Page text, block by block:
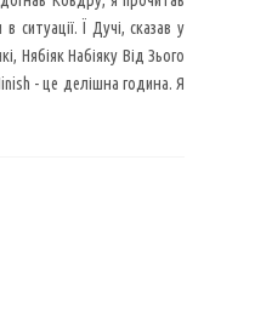
Ї Дучі, сказав у
Нябіяк Набіяку Від Зього
- це делішна година. Я